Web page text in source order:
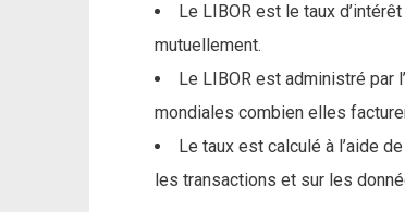
Le LIBOR est le taux
mutuellement.
Le LIBOR est administré par
mondiales combien elles
Le taux est calculé à l’aide
les transactions et sur les